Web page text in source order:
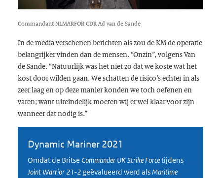
Commandant NLMARFOR CDR Ad van de Sande
In de media verschenen berichten als zou de KM de operatie
belangrijker vinden dan de mensen. “Onzin”, volgens Van
de Sande. “Natuurlijk was het niet zo dat we koste wat het
kost door wilden gaan. We schatten de risico’s echter in als
zeer laag en op deze manier konden we toch oefenen en
varen; want uiteindelijk moeten wij er wel klaar voor zijn
wanneer dat nodig is.”
Dynamic Mariner 2021
Omdat de Britse Commander UK Strike Forcetijdens
Joint Warrior 21-2geëvalueerd werd als Maritime